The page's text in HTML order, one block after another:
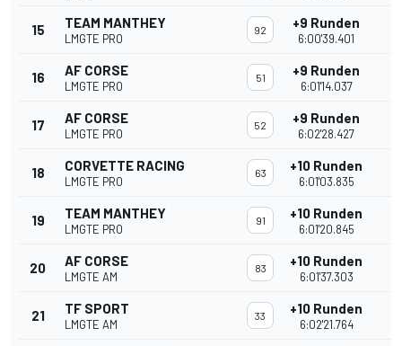
15 TEAM MANTHEY
LMGTE PRO
92 +9 Runden
6:00'39.401
16 AF CORSE
LMGTE PRO
51 +9 Runden
6:01'14.037
17 AF CORSE
LMGTE PRO
52 +9 Runden
6:02'28.427
18 CORVETTE RACING
LMGTE PRO
63 +10 Runden
6:01'03.835
19 TEAM MANTHEY
LMGTE PRO
91 +10 Runden
6:01'20.845
20 AF CORSE
LMGTE AM
83 +10 Runden
6:01'37.303
21 TF SPORT
LMGTE AM
33 +10 Runden
6:02'21.764